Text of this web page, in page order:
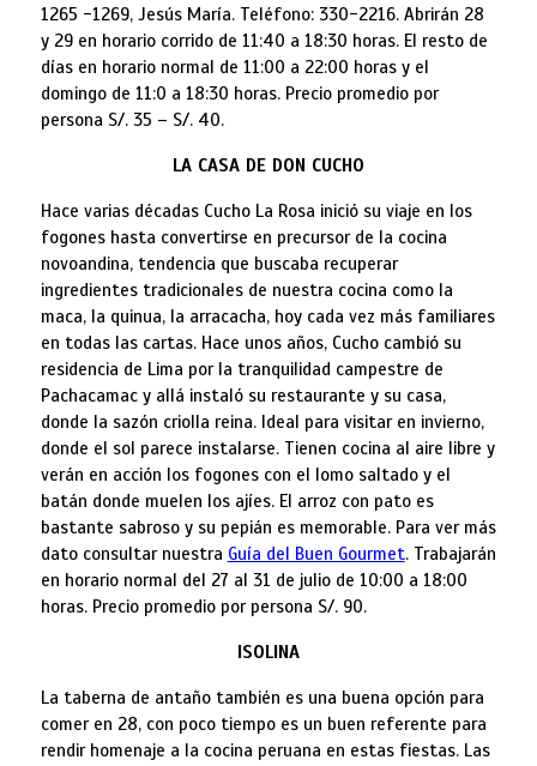
1265 -1269, Jesús María. Teléfono: 330-2216. Abrirán 28
y 29 en horario corrido de 11:40 a 18:30 horas. El resto de
días en horario normal de 11:00 a 22:00 horas y el
domingo de 11:0 a 18:30 horas. Precio promedio por
persona S/. 35 – S/. 40.
LA CASA DE DON CUCHO
Hace varias décadas Cucho La Rosa inició su viaje en los
fogones hasta convertirse en precursor de la cocina
novoandina, tendencia que buscaba recuperar
ingredientes tradicionales de nuestra cocina como la
maca, la quinua, la arracacha, hoy cada vez más familiares
en todas las cartas. Hace unos años, Cucho cambió su
residencia de Lima por la tranquilidad campestre de
Pachacamac y allá instaló su restaurante y su casa,
donde la sazón criolla reina. Ideal para visitar en invierno,
donde el sol parece instalarse. Tienen cocina al aire libre y
verán en acción los fogones con el lomo saltado y el
batán donde muelen los ajíes. El arroz con pato es
bastante sabroso y su pepián es memorable. Para ver más
dato consultar nuestra Guía del Buen Gourmet. Trabajarán
en horario normal del 27 al 31 de julio de 10:00 a 18:00
horas. Precio promedio por persona S/. 90.
ISOLINA
La taberna de antaño también es una buena opción para
comer en 28, con poco tiempo es un buen referente para
rendir homenaje a la cocina peruana en estas fiestas. Las